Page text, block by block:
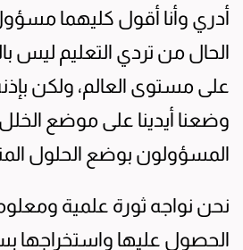
أدري وأنا أقول كليهما
الحال من تردي التعليم ليس
على مستوى العالم، ولكن
وضعنا أيدينا على موضع
المسؤولون بوضع الحلول
نحن نواجه ثورة علمية
الحصول عليها واستخراجها